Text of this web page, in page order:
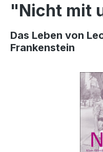
"Nicht mit
Das Leben von
Frankenstein
Bildergalerie überspringen